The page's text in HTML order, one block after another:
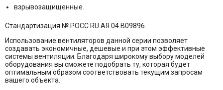
взрывозащищенные.
Стандартизация № РОСС RU.АЯ 04.В09896.
Использование вентиляторов данной серии позволяет
создавать экономичные, дешевые и при этом эффективные
системы вентиляции. Благодаря широкому выбору моделей
оборудования вы сможете подобрать ту, которая будет
оптимальным образом соответствовать текущим запросам
вашего объекта.